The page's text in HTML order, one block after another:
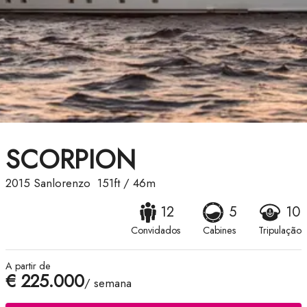
SCORPION
2015 Sanlorenzo 151ft/ 46m
12
Convidados
5
Cabines
10
Tripulação
A partir de
€ 225.000/ semana